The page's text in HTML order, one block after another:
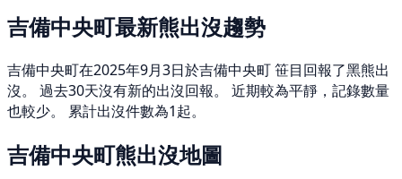
吉備中央町最新熊出沒趨勢
吉備中央町在2025年9月3日於吉備中央町 笹目回報了黑熊出
沒。 過去30天沒有新的出沒回報。 近期較為平靜，記錄數量
也較少。 累計出沒件數為1起。
吉備中央町熊出沒地圖